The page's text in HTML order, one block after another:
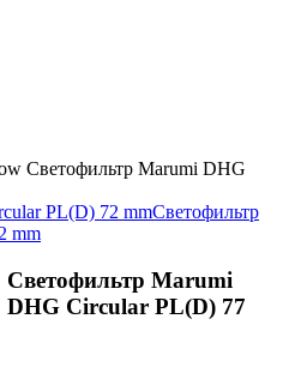
Светофильтр Marumi DHG
PL(D) 72 mmСветофильтр
mm
Светофильтр Marumi
DHG Circular PL(D) 77